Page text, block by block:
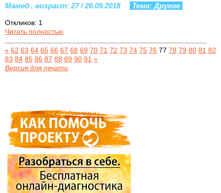
Мамед , возраст: 27 / 26.09.2018 Тема: Другое
Откликов: 1
Читать полностью
« 62 63 64 65 66 67 68 69 70 71 72 73 74 75 76 77 78 79 80 81 82
83 84 85 86 87 88 89 90 91 »
Версия для печати